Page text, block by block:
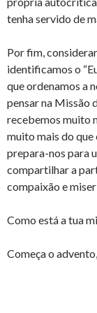
tenha servido de
Por fim,
identificamos o
que ordenamos a
pensar na Missão
recebemos muito
muito mais do que
prepara-nos para
compartilhar a
compaixão e
Como está a tua
Começa o